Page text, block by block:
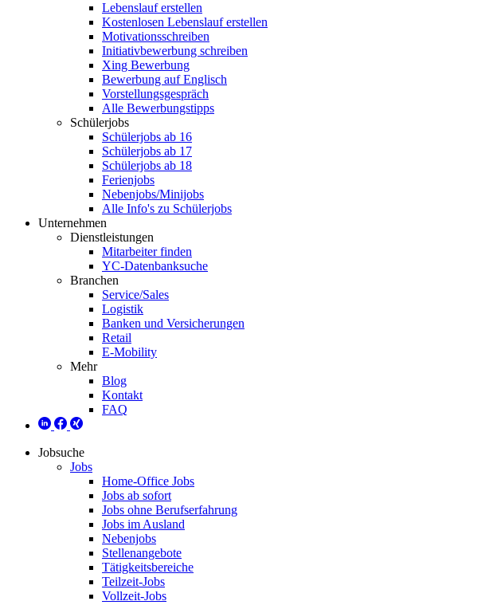
Lebenslauf erstellen
Kostenlosen Lebenslauf erstellen
Motivationsschreiben
Initiativbewerbung schreiben
Xing Bewerbung
Bewerbung auf Englisch
Vorstellungsgespräch
Alle Bewerbungstipps
Schülerjobs
Schülerjobs ab 16
Schülerjobs ab 17
Schülerjobs ab 18
Ferienjobs
Nebenjobs/Minijobs
Alle Info's zu Schülerjobs
Unternehmen
Dienstleistungen
Mitarbeiter finden
YC-Datenbanksuche
Branchen
Service/Sales
Logistik
Banken und Versicherungen
Retail
E-Mobility
Mehr
Blog
Kontakt
FAQ
Jobsuche
Jobs
Home-Office Jobs
Jobs ab sofort
Jobs ohne Berufserfahrung
Jobs im Ausland
Nebenjobs
Stellenangebote
Tätigkeitsbereiche
Teilzeit-Jobs
Vollzeit-Jobs